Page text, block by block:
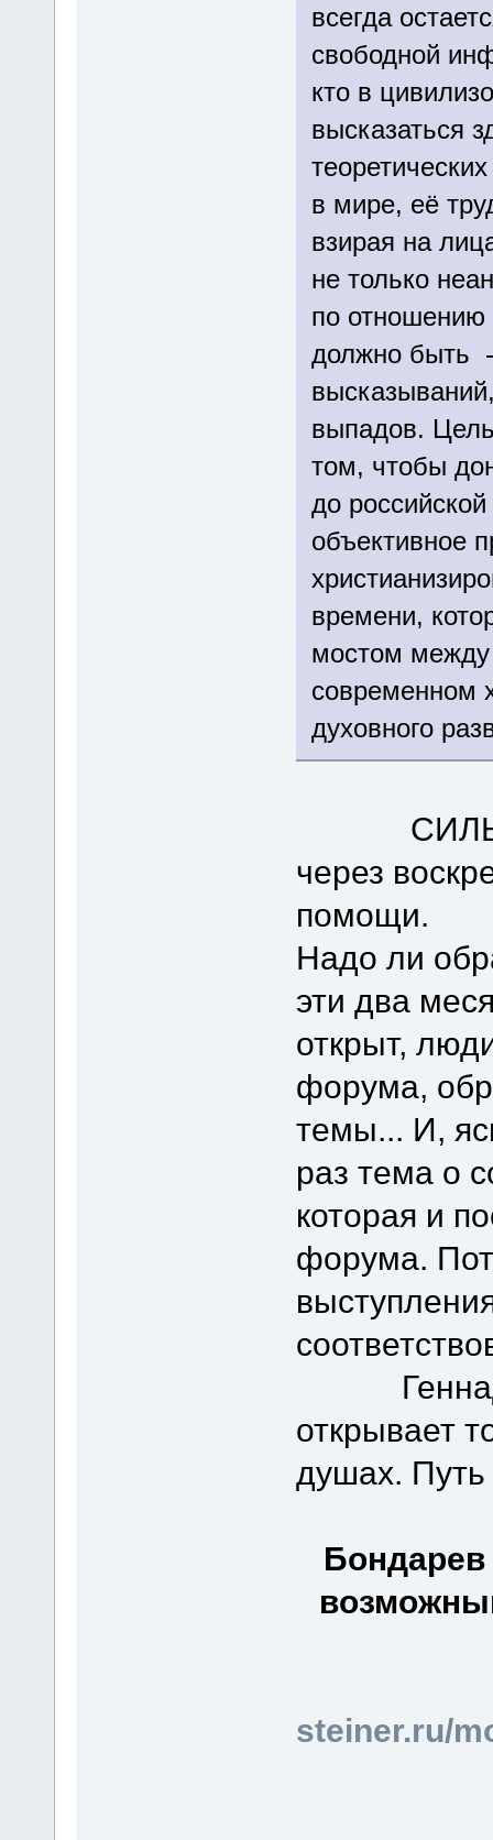
всегда
свободной
кто в
высказаться
в мире, её
взирая на
не только
по отношению
должно быть
выпадов. Цель
том, чтобы
до
объективное
времени,
мостом между
современном
духовного
через
помощи.
Надо ли
эти два
открыт,
форума,
темы... И,
раз тема о
которая и
форума.
открывает
душах.
steiner.ru/